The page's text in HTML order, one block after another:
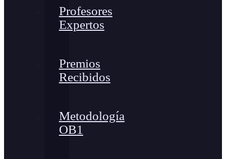
Profesores
Expertos
Premios
Recibidos
Metodología
OB1